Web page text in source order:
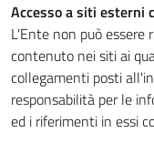
Accesso a siti esterni
L'Ente non può essere
contenuto nei siti ai
collegamenti posti
responsabilità per le
ed i riferimenti in essi